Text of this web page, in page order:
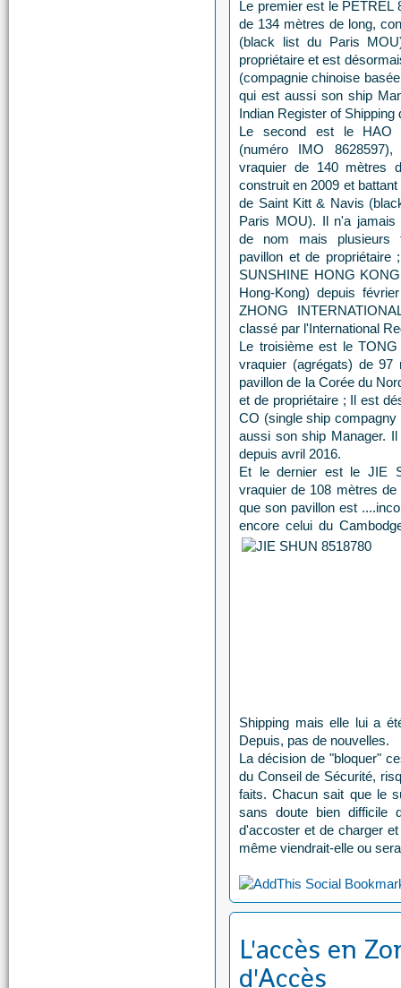
Le premier est le PETREL
de 134 mètres de long,
(black list du Paris
propriétaire et est
(compagnie chinoise
qui est aussi son ship
Indian Register of Shipping
Le second est le HAO
(numéro IMO
vraquier de 140 mètres
construit en 2009 et battant
de Saint Kitt & Navis
Paris MOU). Il n'a jamais
de nom mais plusieurs
pavillon et de
SUNSHINE HONG
Hong-Kong) depuis
ZHONG
classé par l'International
Le troisième est le
vraquier (agrégats) de
pavillon de la Corée du
et de propriétaire ; Il est
CO (single ship
aussi son ship Manager.
depuis avril 2016.
Et le dernier est le JIE
vraquier de 108 mètres
que son pavillon est
encore celui du
Shipping mais elle lui a
Depuis, pas de nouvelles.
La décision de "bloquer"
du Conseil de Sécurité,
faits. Chacun sait que le
sans doute bien difficile
d'accoster et de charger
même viendrait-elle ou
L'accès en
d'Accès